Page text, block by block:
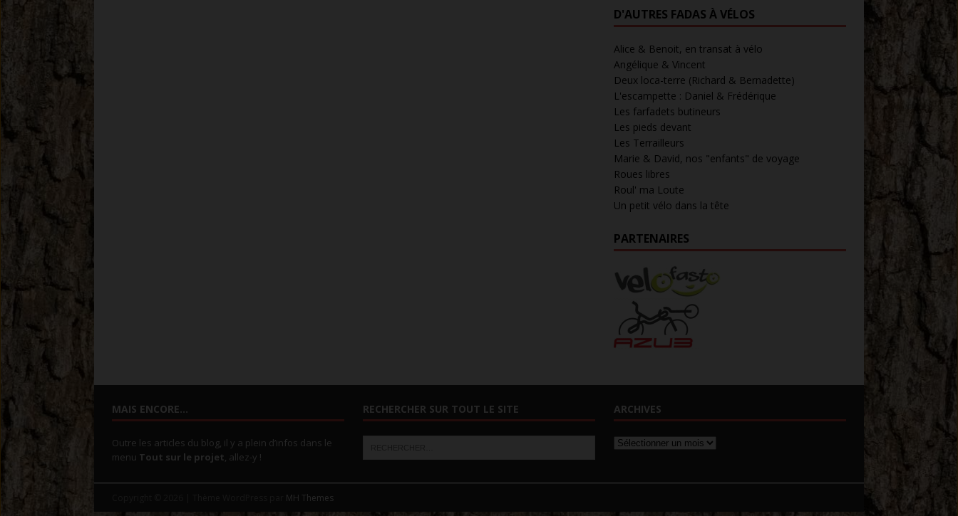
D'AUTRES FADAS À VÉLOS
Alice & Benoit, en transat à vélo
Angélique & Vincent
Deux loca-terre (Richard & Bernadette)
L'escampette : Daniel & Frédérique
Les farfadets butineurs
Les pieds devant
Les Terrailleurs
Marie & David, nos "enfants" de voyage
Roues libres
Roul' ma Loute
Un petit vélo dans la tête
PARTENAIRES
MAIS ENCORE…
Outre les articles du blog, il y a plein d’infos dans le
menu Tout sur le projet, allez-y !
RECHERCHER SUR TOUT LE SITE ARCHIVES
MH Themes